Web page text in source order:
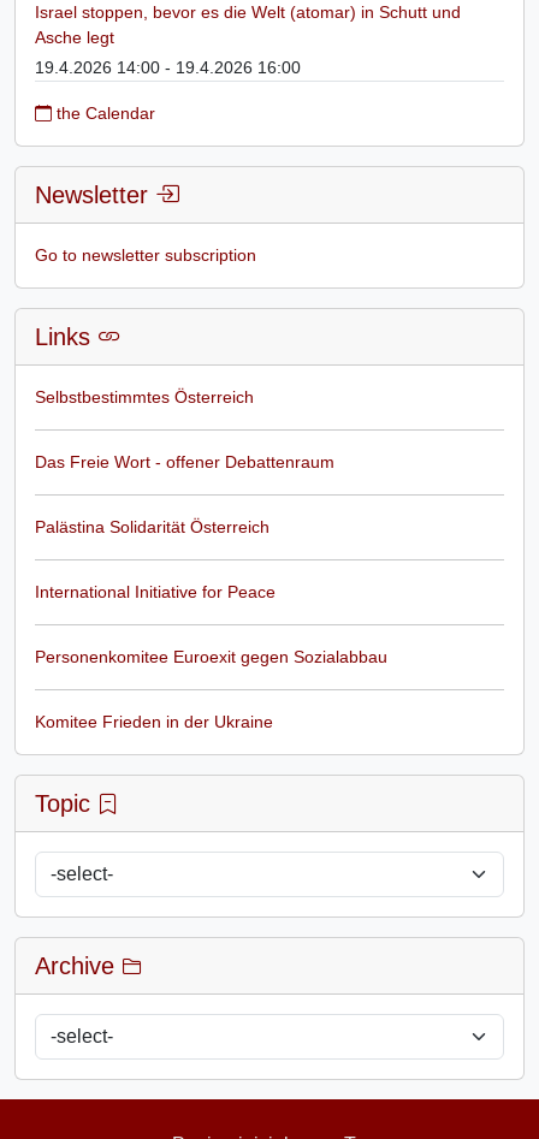
Israel stoppen, bevor es die Welt (atomar) in Schutt und
Asche legt
19.4.2026 14:00 - 19.4.2026 16:00
the Calendar
Newsletter
Go to newsletter subscription
Links
Selbstbestimmtes Österreich
Das Freie Wort - offener Debattenraum
Palästina Solidarität Österreich
International Initiative for Peace
Personenkomitee Euroexit gegen Sozialabbau
Komitee Frieden in der Ukraine
Topic
Archive